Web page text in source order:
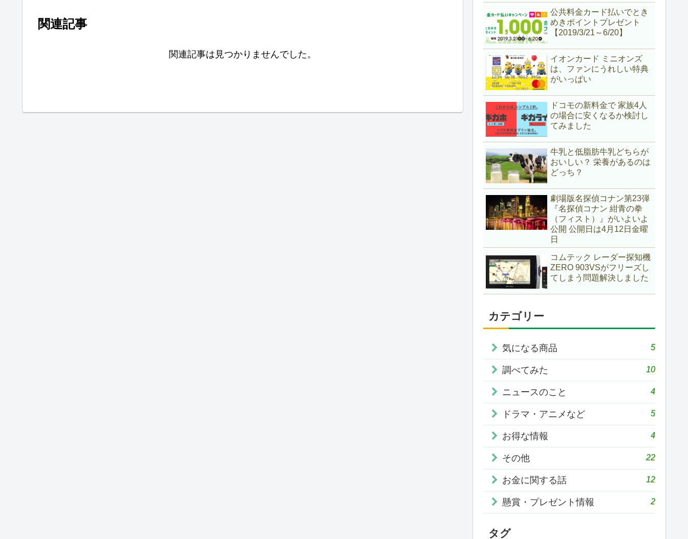
関連記事
関連記事は見つかりませんでした。
公共料金カード払いでとき
めきポイントプレゼント
【2019/3/21～6/20】
イオンカード ミニオンズ
は、ファンにうれしい特典
がいっぱい
ドコモの新料金で 家族4人
の場合に安くなるか検討し
てみました
牛乳と低脂肪牛乳どちらが
おいしい？ 栄養があるのは
どっち？
劇場版名探偵コナン第23弾
『名探偵コナン 紺青の拳
（フィスト）』がいよいよ
公開 公開日は4月12日金曜
日
コムテック レーダー探知機
ZERO 903VSがフリーズし
てしまう問題解決しました
カテゴリー
気になる商品 5
調べてみた 10
ニュースのこと 4
ドラマ・アニメなど 5
お得な情報 4
その他 22
お金に関する話 12
懸賞・プレゼント情報 2
タグ